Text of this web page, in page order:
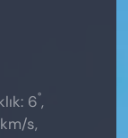
6°,
km/s,